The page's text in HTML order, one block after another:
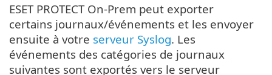
ESET PROTECT On-Prem peut exporter
certains journaux/événements et les envoyer
ensuite à votre serveur Syslog. Les
événements des catégories de journaux
suivantes sont exportés vers le serveur